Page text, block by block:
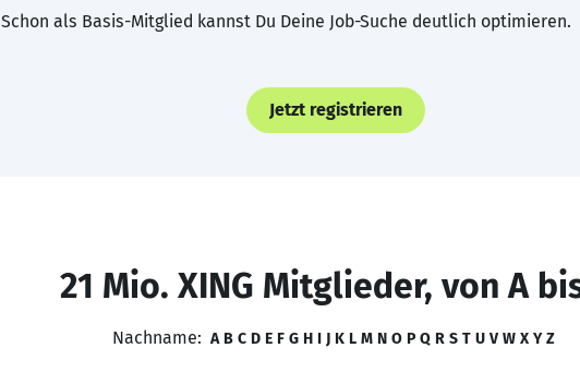
Schon als Basis-Mitglied kannst Du Deine Job-Suche deutlich optimieren.
Jetzt registrieren
21 Mio. XING Mitglieder, von A
Nachname: A B C D E F G H I J K L M N O P Q R S T U V W X Y Z